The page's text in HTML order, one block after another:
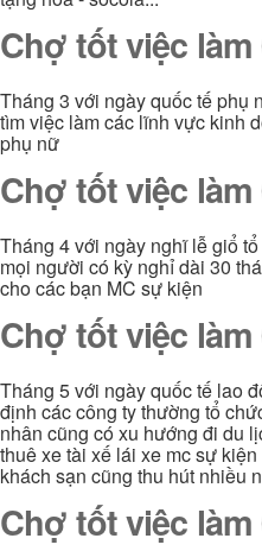
Chợ tốt việc làm
Tháng 3 với ngày quốc tế phụ
tìm việc làm các lĩnh vực kinh
phụ nữ
Chợ tốt việc làm
Tháng 4 với ngày nghĩ lễ giổ
mọi người có kỳ nghỉ dài 30
cho các bạn MC sự kiện
Chợ tốt việc làm
Tháng 5 với ngày quốc tế lao
định các công ty thường tổ
nhân cũng có xu hướng đi du
thuê xe tài xế lái xe mc sự
khách sạn cũng thu hút nhiều
Chợ tốt việc làm